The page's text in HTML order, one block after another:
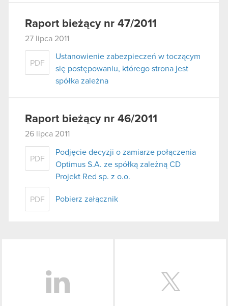
Raport bieżący nr 47/2011
27 lipca 2011
PDF
Ustanowienie zabezpieczeń w toczącym
się postępowaniu, którego strona jest
spółka zależna
Raport bieżący nr 46/2011
26 lipca 2011
PDF
Podjęcie decyzji o zamiarze połączenia
Optimus S.A. ze spółką zależną CD
Projekt Red sp. z o.o.
PDF Pobierz załącznik